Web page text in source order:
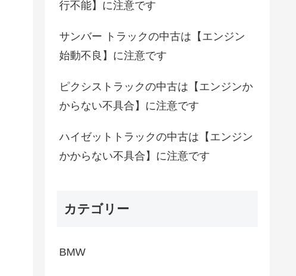
行不能】に注意です
サンバー トラックの中古は【エンジン
始動不良】に注意です
ピクシストラックの中古は【エンジンか
からない不具合】に注意です
ハイゼットトラックの中古は【エンジン
かからない不具合】に注意です
カテゴリー
BMW